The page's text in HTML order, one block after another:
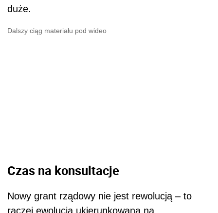
duże.
Dalszy ciąg materiału pod wideo
Czas na konsultacje
Nowy grant rządowy nie jest rewolucją – to
raczej ewolucja ukierunkowana na